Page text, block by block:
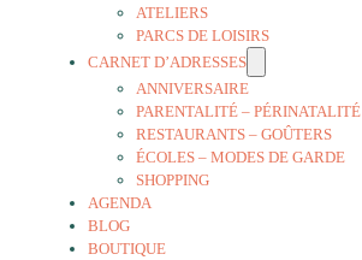
ATELIERS
PARCS DE LOISIRS
CARNET D’ADRESSES
ANNIVERSAIRE
PARENTALITÉ – PÉRINATALITÉ
RESTAURANTS – GOÛTERS
ÉCOLES – MODES DE GARDE
SHOPPING
AGENDA
BLOG
BOUTIQUE